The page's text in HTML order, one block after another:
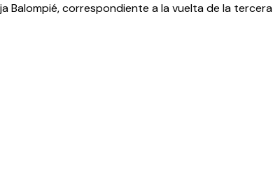
Balompié, correspondiente a la vuelta de la tercera